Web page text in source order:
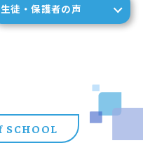
生徒・保護者の声